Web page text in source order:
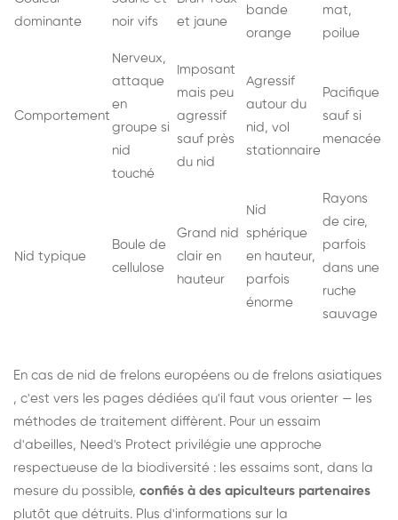
dominante
noir vifs
et jaune
bande
orange
mat,
poilue
Comportement
Nerveux,
attaque
en
groupe si
nid
touché
Imposant
mais peu
agressif
sauf près
du nid
Agressif
autour du
nid, vol
stationnaire
Pacifique
sauf si
menacée
Nid typique
Boule de
cellulose
Grand nid
clair en
hauteur
Nid
sphérique
en hauteur,
parfois
énorme
Rayons
de cire,
parfois
dans une
ruche
sauvage
En cas de nid de frelons européens ou de frelons asiatiques
, c'est vers les pages dédiées qu'il faut vous orienter — les
méthodes de traitement diffèrent. Pour un essaim
d'abeilles, Need's Protect privilégie une approche
respectueuse de la biodiversité : les essaims sont, dans la
mesure du possible, confiés à des apiculteurs partenaires
plutôt que détruits. Plus d'informations sur la